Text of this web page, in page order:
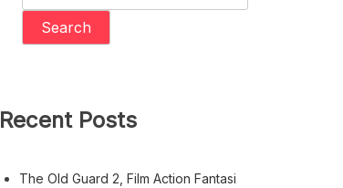
Search
Recent Posts
The Old Guard 2, Film Action Fantasi